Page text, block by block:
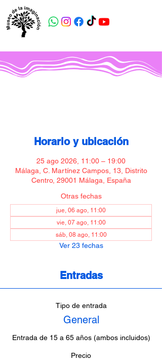
Horario y ubicación
25 ago 2026, 11:00 – 19:00
Málaga, C. Martínez Campos, 13, Distrito
Centro, 29001 Málaga, España
Otras fechas
jue, 06 ago, 11:00
vie, 07 ago, 11:00
sáb, 08 ago, 11:00
Ver 23 fechas
Entradas
Tipo de entrada
General
Entrada de 15 a 65 años (ambos incluidos)
Precio